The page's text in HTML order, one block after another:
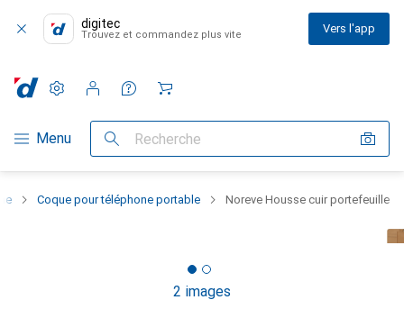
digitec
Trouvez et commandez plus vite Vers l'app
Navigation par catégorie
Menu Recherche
Paramètres
Compte client
Listes de comparaison
Listes d'envies
Panier
Coque pour téléphone portable Noreve Housse cuir portefeuille
2 images